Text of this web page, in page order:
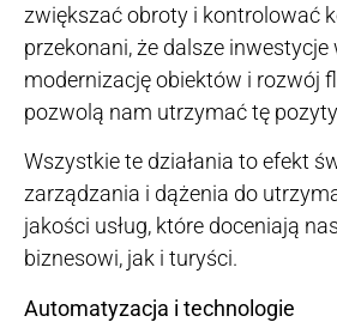
zwiększać obroty i kontrolować
przekonani, że dalsze inwestycje
modernizację obiektów i rozwój
pozwolą nam utrzymać tę
Wszystkie te działania to efekt
zarządzania i dążenia do
jakości usług, które doceniają
biznesowi, jak i turyści.
Automatyzacja i technologie